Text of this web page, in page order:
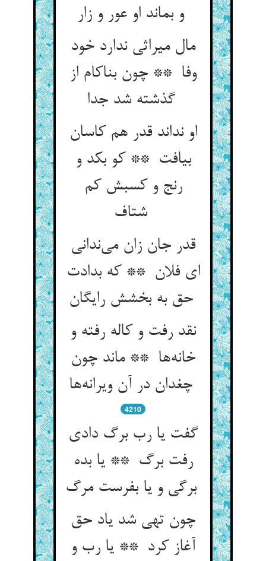
و بماند او عور و زار
مال میراثی ندارد خود
وفا ** چون بناکام از
گذشته شد جدا
او نداند قدر هم کاسان
بیافت ** کو بکد و
رنج و کسبش کم
شتاف
قدر جان زان می‌ندانی
ای فلان ** که بدادت
حق به بخشش رایگان
نقد رفت و کاله رفته و
خانه‌ها ** ماند چون
4210
گفت یا رب برگ دادی
رفت برگ ** یا بده
برگی و یا بفرست مرگ
چون تهی شد یاد حق
آغاز کرد ** یا رب و